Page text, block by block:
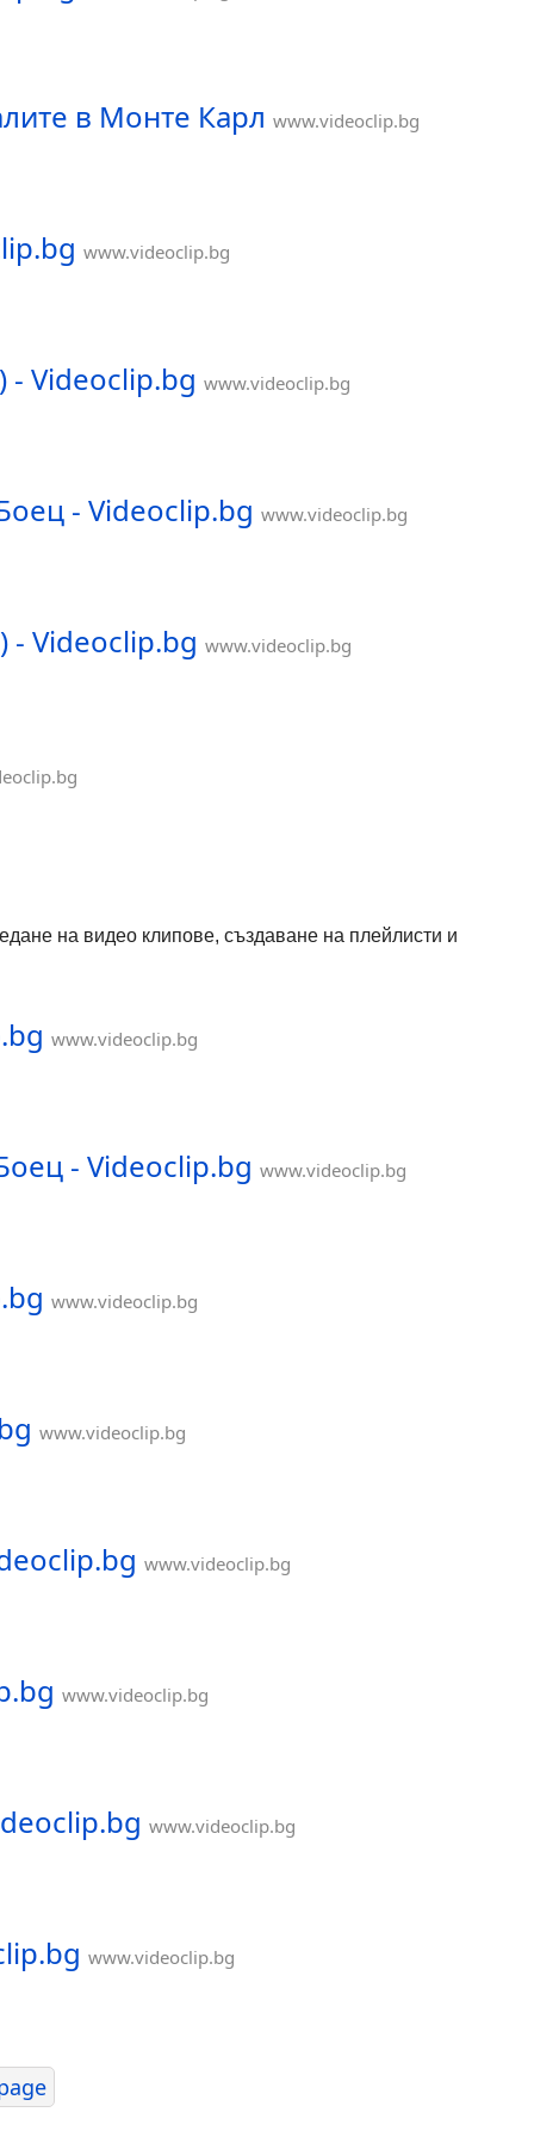
в Монте Карл www.videoclip.bg
www.videoclip.bg
- Videoclip.bg www.videoclip.bg
- Videoclip.bg www.videoclip.bg
- Videoclip.bg www.videoclip.bg
на видео клипове, създаване на плейлисти и
www.videoclip.bg
- Videoclip.bg www.videoclip.bg
www.videoclip.bg
www.videoclip.bg
www.videoclip.bg
www.videoclip.bg
www.videoclip.bg
www.videoclip.bg